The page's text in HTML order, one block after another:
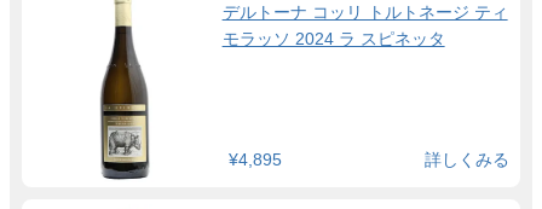
デルトーナ コッリ トルトネージ ティ
モラッソ 2024 ラ スピネッタ
¥4,895 詳しくみる